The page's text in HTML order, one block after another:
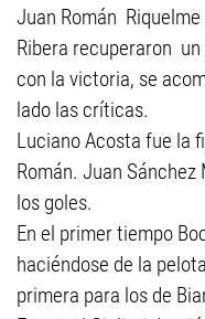
Juan Román
Ribera recuperaron
con la victoria, se
lado las críticas.
Luciano Acosta fue la
Román. Juan Sánchez
los goles.
En el primer tiempo
haciéndose de la
primera para los de